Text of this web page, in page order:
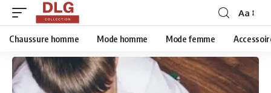
Aa
Chaussure homme Mode homme Mode femme